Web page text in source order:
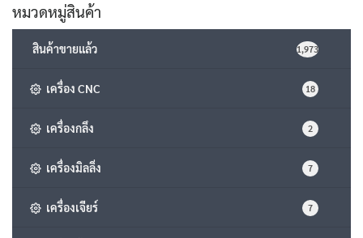
หมวดหมู่สินค้า
สินค้าขายแล้ว 1,973
เครื่อง CNC 18
เครื่องกลึง 2
เครื่องมิลลิ่ง 7
เครื่องเจียร์ 7